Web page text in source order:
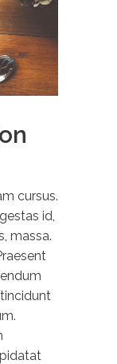
cursus.
id,
massa.